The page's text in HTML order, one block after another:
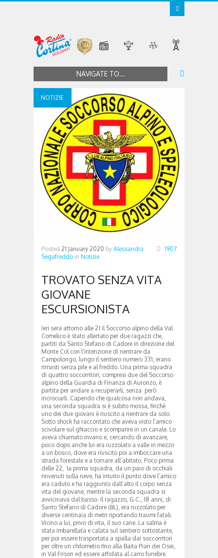
NAVIGATE TO...
NOTIZIE
Posted 21 January 2020 by Alessandra
Segafreddo in Notizie
1907
TROVATO SENZA VITA
GIOVANE
ESCURSIONISTA
Ieri sera attorno alle 21 il Soccorso alpino della Val
Comelico è stato allertato per due ragazzi che,
partiti da Santo Stefano di Cadore in direzione del
Monte Col con l’intenzione di rientrare da
Campolongo, lungo il sentiero numero 331, erano
rimasti senza pile e al freddo. Una prima squadra
di quattro soccorritori, compresi due del Soccorso
alpino della Guardia di Finanza di Auronzo, è
partita per andare a recuperarli, senza però
incrociarli. Capendo che qualcosa non andava,
una seconda squadra si è subito mossa, finché
uno dei due giovani è riuscito a rientrare da solo.
Sotto shock ha raccontato che aveva visto l’amico
scivolare sul ghiaccio e scomparire in un canale. Lo
aveva chiamato invano e, cercando di avanzare,
poco dopo anche lui era ruzzolato a valle in mezzo
a un bosco, dove era riuscito poi a imboccare una
strada forestale e a tornare all’abitato. Poco prima
delle 22, la prima squadra, da un paio di occhiali
rinvenuti sulla neve, ha intuito il punto dove l’amico
era caduto e ha raggiunto dall’alto il corpo senza
vita del giovane, mentre la seconda squadra si
avvicinava dal basso. Il ragazzo, G.C., 18 anni, di
Santo Stefano di Cadore (BL), era ruzzolato per
diverse centinaia di metri riportando traumi fatali.
Vicino a lui, privo di vita, il suo cane. La salma è
stata imbarellata e calata sul sentiero sottostante,
per poi essere trasportata a spalla dai soccorritori
per oltre un chilometro fino alla Baita Pian dei Osei,
in Val Frison ed essere affidata al carro funebre.